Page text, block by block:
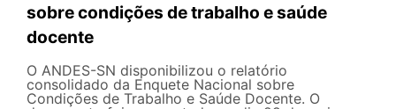
sobre condições de trabalho e saúde
docente
O ANDES-SN disponibilizou o relatório
consolidado da Enquete Nacional sobre
Condições de Trabalho e Saúde Docente. O